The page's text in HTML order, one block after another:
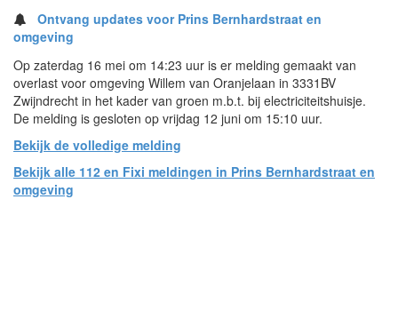
Ontvang updates voor Prins Bernhardstraat en
omgeving
Op zaterdag 16 mei om 14:23 uur is er melding gemaakt van
overlast voor omgeving Willem van Oranjelaan in 3331BV
Zwijndrecht in het kader van groen m.b.t. bij electriciteitshuisje.
De melding is gesloten op vrijdag 12 juni om 15:10 uur.
Bekijk de volledige melding
Bekijk alle 112 en Fixi meldingen in Prins Bernhardstraat en
omgeving